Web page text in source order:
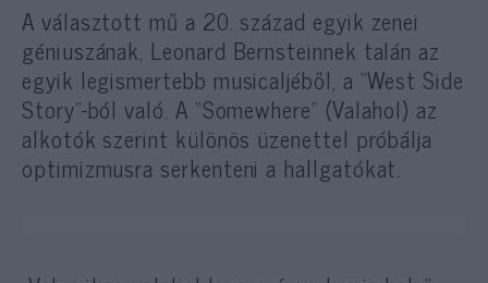
A választott mű a 20. század egyik zenei
géniuszának, Leonard Bernsteinnek talán az
egyik legismertebb musicaljéből, a “West Side
Story”-ból való. A “Somewhere” (Valahol) az
alkotók szerint különös üzenettel próbálja
optimizmusra serkenteni a hallgatókat.